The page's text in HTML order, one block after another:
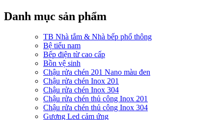
Danh mục sản phẩm
TB Nhà tắm & Nhà bếp phổ thông
Bệ tiểu nam
Bếp điện từ cao cấp
Bồn vệ sinh
Chậu rửa chén 201 Nano màu đen
Chậu rửa chén Inox 201
Chậu rửa chén Inox 304
Chậu rửa chén thủ công Inox 201
Chậu rửa chén thủ công Inox 304
Gương Led cảm ứng